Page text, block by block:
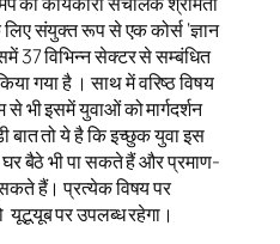
संयुक्त रूप से एक कोर्स ‘ज्ञान
37 विभिन्न सेक्टर से सम्बंधित
गया है । साथ में वरिष्ठ विषय
से भी इसमें युवाओं को मार्गदर्शन
बात तो ये है कि इच्छुक युवा इस
बैठे भी पा सकते हैं और प्रमाण-
हैं। प्रत्येक विषय पर
यूटूयूब पर उपलब्ध रहेगा।